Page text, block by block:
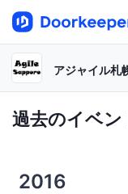
アジャイル札
過去のイベン
2016